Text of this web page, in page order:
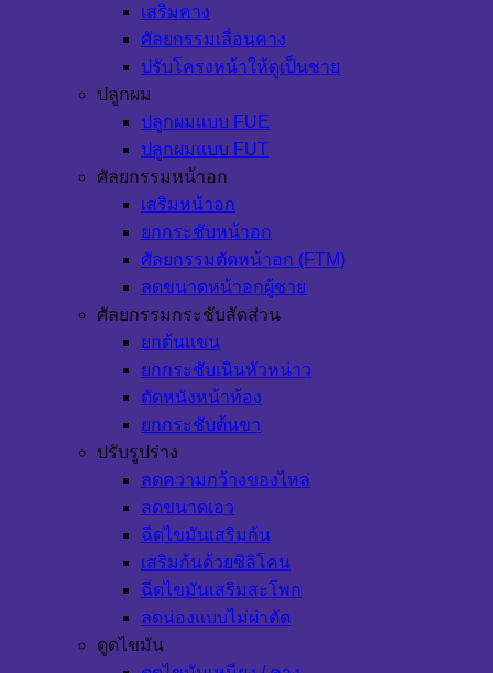
เสริมคาง
ศัลยกรรมเลื่อนคาง
ปรับโครงหน้าให้ดูเป็นชาย
ปลูกผม
ปลูกผมแบบ FUE
ปลูกผมแบบ FUT
ศัลยกรรมหน้าอก
เสริมหน้าอก
ยกกระชับหน้าอก
ศัลยกรรมตัดหน้าอก (FTM)
ลดขนาดหน้าอกผู้ชาย
ศัลยกรรมกระชับสัดส่วน
ยกต้นแขน
ยกกระชับเนินหัวหน่าว
ตัดหนังหน้าท้อง
ยกกระชับต้นขา
ปรับรูปร่าง
ลดความกว้างของไหล่
ลดขนาดเอว
ฉีดไขมันเสริมก้น
เสริมก้นด้วยซิลิโคน
ฉีดไขมันเสริมสะโพก
ลดน่องแบบไม่ผ่าตัด
ดูดไขมัน